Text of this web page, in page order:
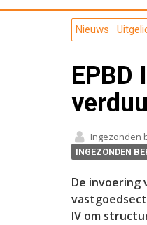
Nieuws
EPBD
Ingezonden
INGEZONDEN
De invoering
IV om